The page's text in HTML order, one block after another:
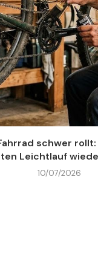
schwer
Leichtlauf
10/07/2026